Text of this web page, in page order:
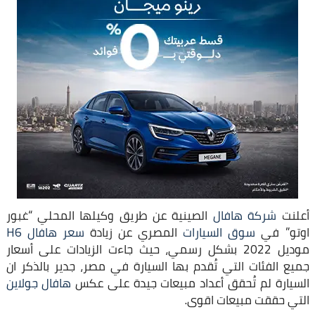
أعلنت شركة هافال الصينية عن طريق وكيلها المحلي “غبور
اوتو” في سوق السيارات المصري عن زيادة سعر هافال H6
موديل 2022 بشكل رسمي، حيث جاءت الزيادات على أسعار
جميع الفئات التي تُقدم بها السيارة في مصر، جدير بالذكر ان
السيارة لم تُحقق أعداد مبيعات جيدة على عكس هافال جولاين
التي حققت مبيعات اقوى.